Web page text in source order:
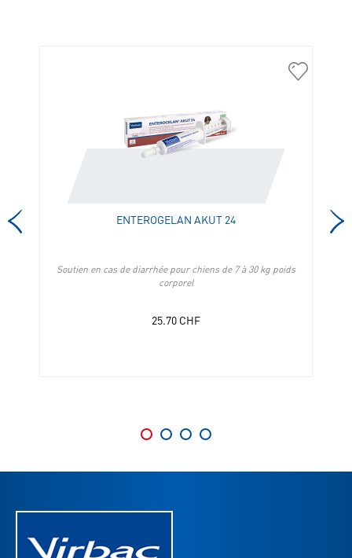
304501
ENTEROGELAN AKUT 24
Soutien en cas de diarrhée pour chiens de 7 à 30 kg poids
corporel
25.70 CHF